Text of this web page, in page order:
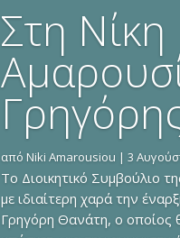
Στη Νίκη
από Niki Amarousiou |3
Το Διοικητικό Συμβούλιο
με ιδιαίτερη χαρά την
Γρηγόρη Θανάτη, ο οποίος